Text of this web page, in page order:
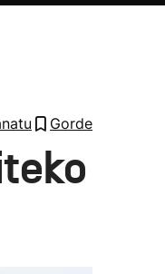
Azken berriak
Gorde